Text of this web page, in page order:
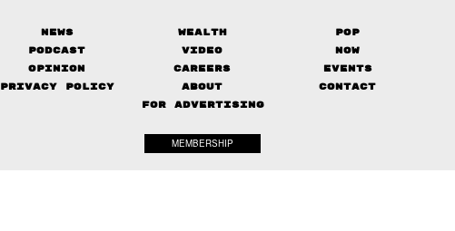
News Wealth
Pop
Podcast
Video
Now
Opinion
Careers
Events
Privacy Policy
About
Contact
FOR ADVERTISING
MEMBERSHIP